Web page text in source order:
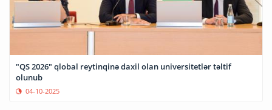
"QS 2026" qlobal reytinqinə daxil olan universitetlər təltif
olunub
04-10-2025